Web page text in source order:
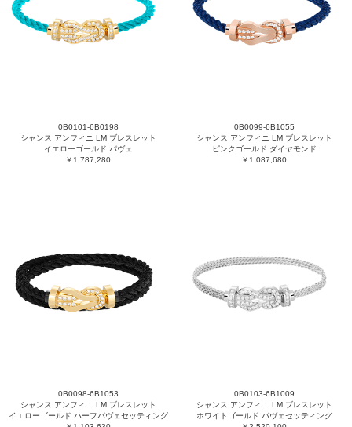
0B0101-6B0198
シャンス アンフィニ LM ブレスレット
イエローゴールド パヴェ
￥1,787,280
0B0099-6B1055
シャンス アンフィニ LM ブレスレット
ピンクゴールド ダイヤモンド
￥1,087,680
0B0098-6B1053
シャンス アンフィニ LM ブレスレット
イエローゴールド ハーフパヴェセッティング
0B0103-6B1009
シャンス アンフィニ LM ブレスレット
ホワイトゴールド パヴェセッティング